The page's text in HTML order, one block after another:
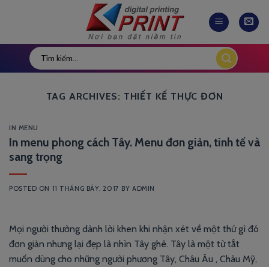
TAG ARCHIVES: THIẾT KẾ THỰC ĐƠN
IN MENU
In menu phong cách Tây. Menu đơn giản, tinh tế và
sang trọng
POSTED ON 11 THÁNG BẢY, 2017 BY ADMIN
Mọi người thường dành lời khen khi nhận xét về một thứ gì đó
đơn giản nhưng lại đẹp là nhìn Tây ghê. Tây là một từ tắt
muốn dùng cho những người phương Tây, Châu Âu , Châu Mỹ,